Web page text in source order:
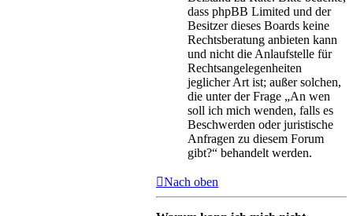
dass phpBB Limited und der
Besitzer dieses Boards keine
Rechtsberatung anbieten kann
und nicht die Anlaufstelle für
Rechtsangelegenheiten
jeglicher Art ist; außer solchen,
die unter der Frage „An wen
soll ich mich wenden, falls es
Beschwerden oder juristische
Anfragen zu diesem Forum
gibt?“ behandelt werden.
Nach oben